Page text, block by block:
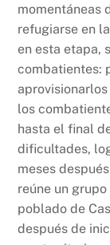
momentáneas
refugiarse en
en esta etapa,
combatientes:
los
hasta el final
dificultades,
meses
reúne un
poblado de
después de